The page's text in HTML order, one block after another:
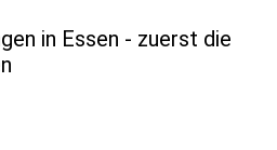
in Essen - zuerst die